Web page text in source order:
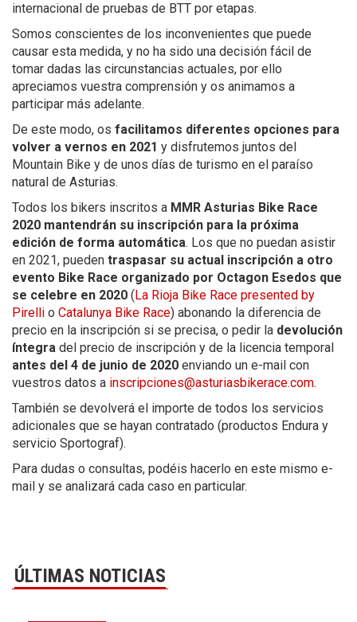
internacional de pruebas de BTT por etapas.
Somos conscientes de los inconvenientes que puede
causar esta medida, y no ha sido una decisión fácil de
tomar dadas las circunstancias actuales, por ello
apreciamos vuestra comprensión y os animamos a
participar más adelante.
De este modo, os facilitamos diferentes opciones para
volver a vernos en 2021 y disfrutemos juntos del
Mountain Bike y de unos días de turismo en el paraíso
natural de Asturias.
Todos los bikers inscritos a MMR Asturias Bike Race
2020 mantendrán su inscripción para la próxima
edición de forma automática. Los que no puedan asistir
en 2021, pueden traspasar su actual inscripción a otro
evento Bike Race organizado por Octagon Esedos que
se celebre en 2020 (La Rioja Bike Race presented by
Pirelli o Catalunya Bike Race) abonando la diferencia de
precio en la inscripción si se precisa, o pedir la devolución
íntegra del precio de inscripción y de la licencia temporal
antes del 4 de junio de 2020 enviando un e-mail con
vuestros datos a inscripciones@asturiasbikerace.com.
También se devolverá el importe de todos los servicios
adicionales que se hayan contratado (productos Endura y
servicio Sportograf).
Para dudas o consultas, podéis hacerlo en este mismo e-
mail y se analizará cada caso en particular.
ÚLTIMAS NOTICIAS